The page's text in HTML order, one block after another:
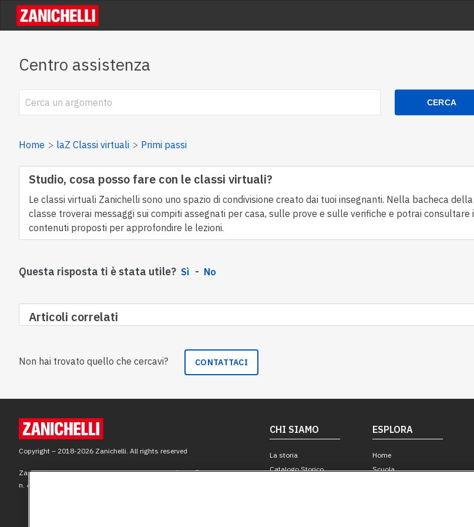
Centro assistenza
CERCA
Home laZ Classi virtuali Primi passi
Studio, cosa posso fare con le classi virtuali?
Le classi virtuali Zanichelli sono uno spazio di condivisione creato dai tuoi insegnanti. Nella bacheca della
classe troverai messaggi sui compiti assegnati per casa, sulle prove e sulle verifiche e potrai consultare i
contenuti proposti per approfondire le lezioni.
Questa risposta ti è stata utile? Sì No
Articoli correlati
Non hai trovato quello che cercavi? CONTATTACI